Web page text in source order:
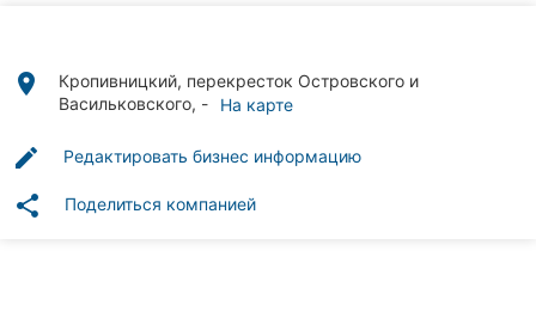
place
Кропивницкий, перекресток Островского и
Васильковского, -
На карте
edit Редактировать бизнес информацию
share Поделиться компанией